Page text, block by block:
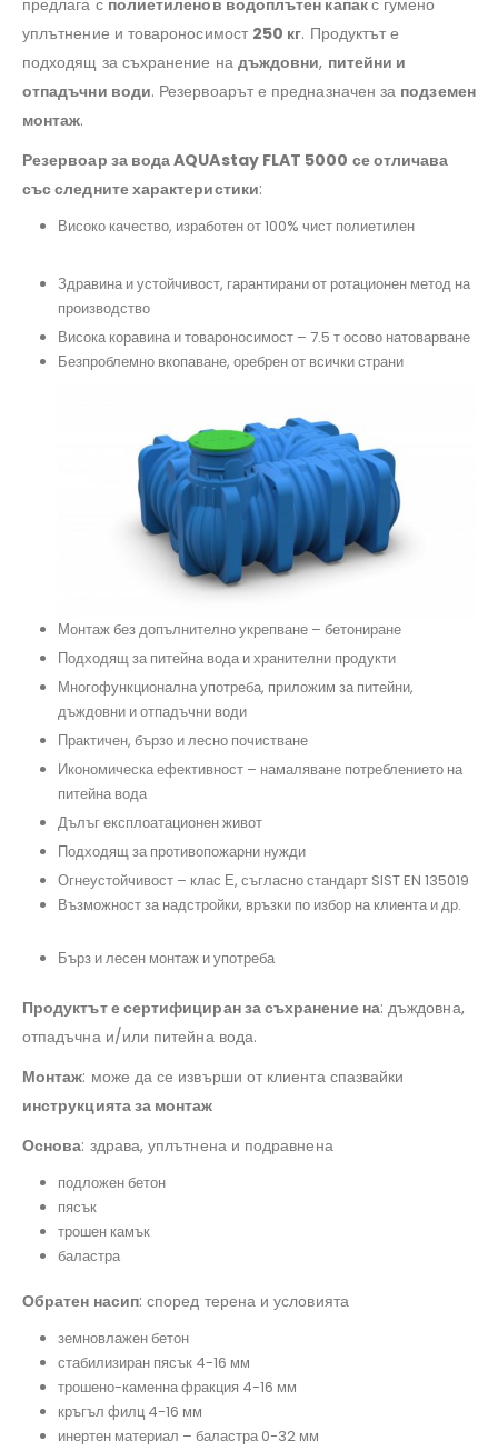
уплътнение и товароносимост 250 кг. Продуктът е
подходящ за съхранение на дъждовни, питейни и
отпадъчни води. Резервоарът е предназначен за подземен
монтаж.
Резервоар за вода AQUAstay FLAT 5000 се отличава
със следните характеристики:
Високо качество, изработен от 100% чист полиетилен
Здравина и устойчивост, гарантирани от ротационен метод на
производство
Висока коравина и товароносимост – 7.5 т осово натоварване
Безпроблемно вкопаване, оребрен от всички страни
Монтаж без допълнително укрепване – бетониране
Подходящ за питейна вода и хранителни продукти
Многофункционална употреба, приложим за питейни,
дъждовни и отпадъчни води
Практичен, бързо и лесно почистване
Икономическа ефективност – намаляване потреблението на
питейна вода
Дълъг експлоатационен живот
Подходящ за противопожарни нужди
Огнеустойчивост – клас Е, съгласно стандарт SIST EN 135019
Възможност за надстройки, връзки по избор на клиента и др.
Бърз и лесен монтаж и употреба
Продуктът е сертифициран за съхранение на: дъждовна,
отпадъчна и/или питейна вода.
Монтаж: може да се извърши от клиента спазвайки
инструкцията за монтаж
Основа: здрава, уплътнена и подравнена
подложен бетон
пясък
трошен камък
баластра
Обратен насип: според терена и условията
земновлажен бетон
стабилизиран пясък 4-16 мм
трошено-каменна фракция 4-16 мм
кръгъл филц 4-16 мм
инертен материал – баластра 0-32 мм